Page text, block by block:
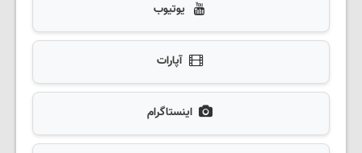
یوتیوب
آپارات
اینستاگرام